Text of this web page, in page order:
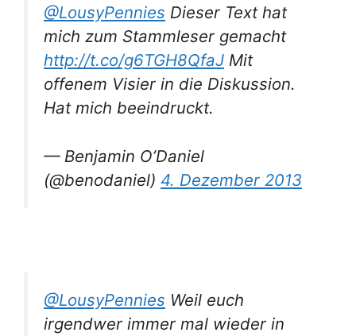
@LousyPennies Dieser Text hat
mich zum Stammleser gemacht
http://t.co/g6TGH8QfaJ Mit
offenem Visier in die Diskussion.
Hat mich beeindruckt.
— Benjamin O’Daniel
(@benodaniel) 4. Dezember 2013
@LousyPennies Weil euch
irgendwer immer mal wieder in